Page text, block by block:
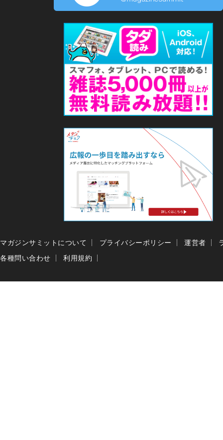
マガジンサミットについて プライバシーポリシー 運営者
各種問い合わせ
利用規約